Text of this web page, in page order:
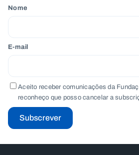
Nome
E-mail
Aceito receber comunicações da
reconheço que posso cancelar a
Subscrever